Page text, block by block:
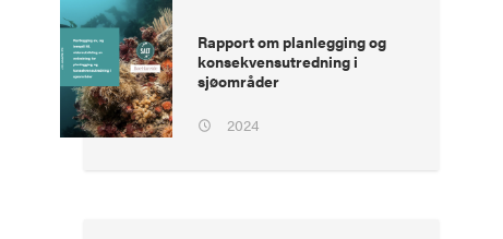
Rapport om planlegging og
konsekvensutredning i
sjøområder
2024